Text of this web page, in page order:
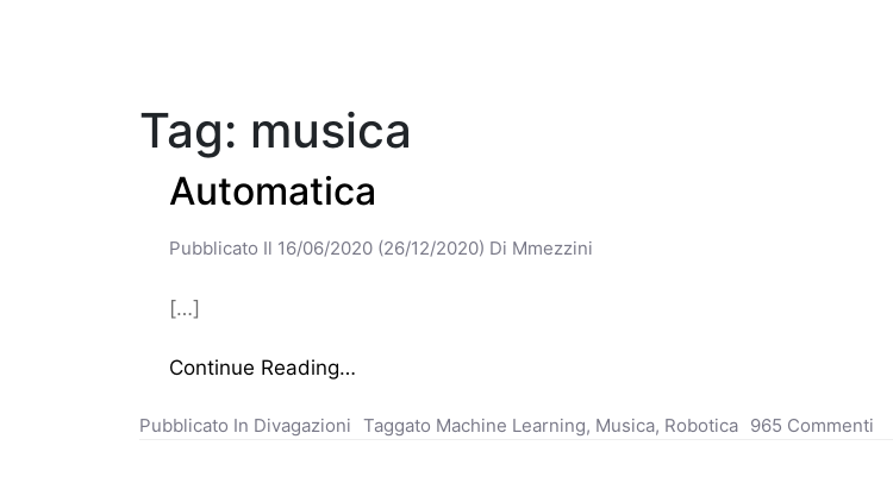
Tag: musica
Automatica
Pubblicato Il 16/06/2020 (26/12/2020) Di Mmezzini
[…]
Continue Reading…
Pubblicato In Divagazioni Taggato Machine Learning, Musica, Robotica 965 Commenti